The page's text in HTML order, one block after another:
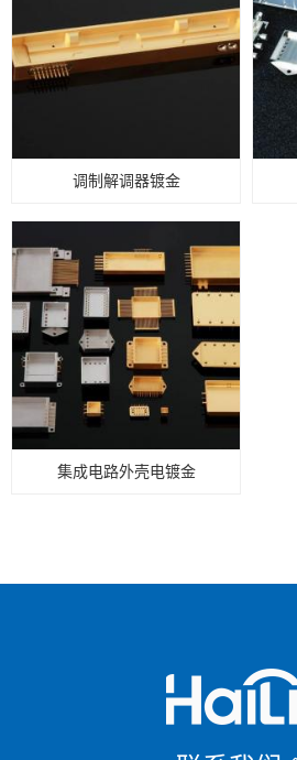
调制解调器镀金
集成电路外壳电镀金